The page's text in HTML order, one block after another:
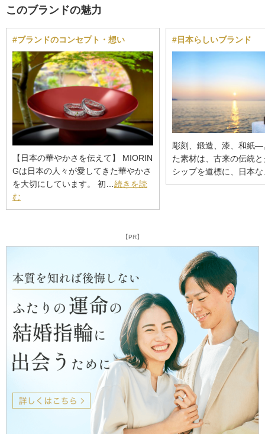
このブランドの魅力
#ブランドのコンセプト・想い
【日本の華やかさを伝えて】 MIORIN
Gは日本の人々が愛してきた華やかさ
を大切にしています。 初… 続きを読
む
#日本らしいブランド
彫刻、鍛造、漆、和紙―
た素材は、古来の伝統
シップを道標に、日本
【PR】